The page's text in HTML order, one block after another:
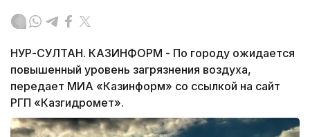
НУР-СУЛТАН. КАЗИНФОРМ - По городу ожидается
повышенный уровень загрязнения воздуха,
передает МИА «Казинформ» со ссылкой на сайт
РГП «Казгидромет».